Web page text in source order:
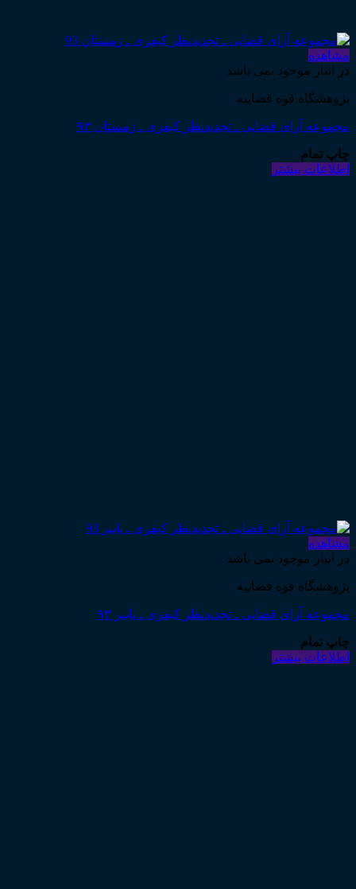
مشاهده
در انبار موجود نمی باشد
پژوهشگاه قوه قضاییه
مجموعه آرای قضایی ـ تجدیدنظر کیفری ـ زمستان ۹۳
چاپ تمام
اطلاعات بیشتر
مشاهده
در انبار موجود نمی باشد
پژوهشگاه قوه قضاییه
مجموعه آرای قضایی ـ تجدیدنظر کیفری ـ پاییز ۹۳
چاپ تمام
اطلاعات بیشتر